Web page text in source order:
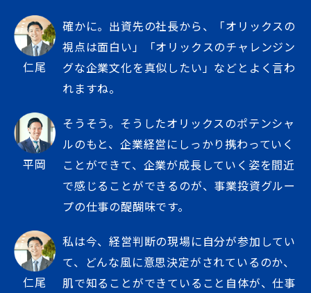
仁尾
確かに。出資先の社長から、「オリックスの
視点は面白い」「オリックスのチャレンジン
グな企業文化を真似したい」などとよく言わ
れますね。
平岡
そうそう。そうしたオリックスのポテンシャ
ルのもと、企業経営にしっかり携わっていく
ことができて、企業が成長していく姿を間近
で感じることができるのが、事業投資グルー
プの仕事の醍醐味です。
仁尾
私は今、経営判断の現場に自分が参加してい
て、どんな風に意思決定がされているのか、
肌で知ることができていること自体が、仕事